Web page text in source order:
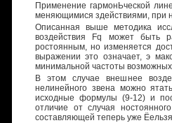
Применение гармонЬческой
меняющимися здействиями, при
Описанная выше методика
воздействия Fq может быть
ростоянным, но изменяется
выражении это означает, э
минимальной частоты
В этом случае внешнее
нелинейного звена можно
исходные формулы (9-12) и
отличие от случая
составляющей теперь уже